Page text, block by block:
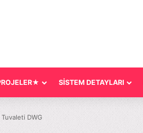
SİSTEM DETAYLARI
DWG